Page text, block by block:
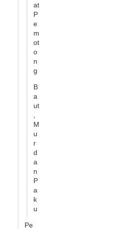
at
P
e
m
ot
o
n
g
B
a
ut
M
u
r
d
a
n
P
a
k
u
Pe